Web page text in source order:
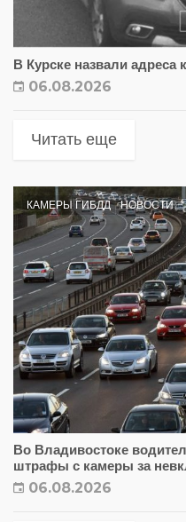
В Курске назвали адреса
06.08.2026
Читать еще
КАМЕРЫ ГИБДД НОВОСТИ
Во Владивостоке
штрафы с камеры за
06.08.2026